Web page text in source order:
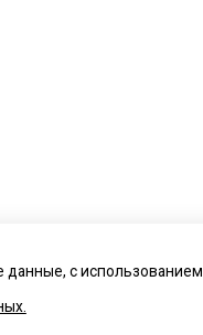
данные, с использованием